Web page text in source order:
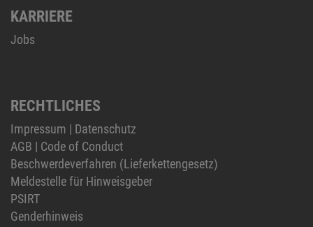
KARRIERE
Jobs
RECHTLICHES
Impressum | Datenschutz
AGB | Code of Conduct
Beschwerdeverfahren (Lieferkettengesetz)
Meldestelle für Hinweisgeber
PSIRT
Genderhinweis